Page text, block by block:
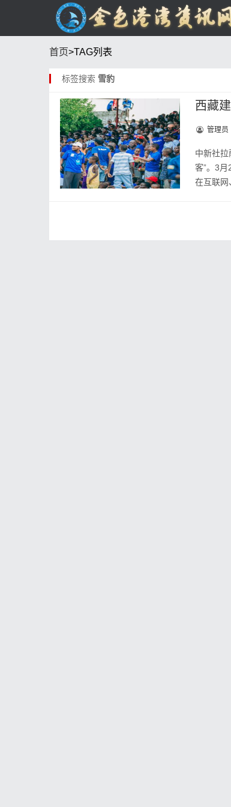
首页>TAG列表
标签搜索 雪豹
西藏
管理员
中新社
客”。3
在互联网